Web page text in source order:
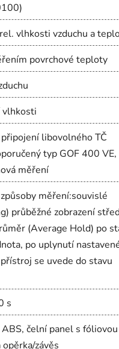
vlhkosti vzduchu a
povrchové teploty
vlhkosti
libovolného TČ
typ GOF 400 VE,
měření
měření:souvislé
průběžné zobrazení
(Average Hold) po
po uplynutí
se uvede do stavu
s
čelní panel s fóliovou
závěs